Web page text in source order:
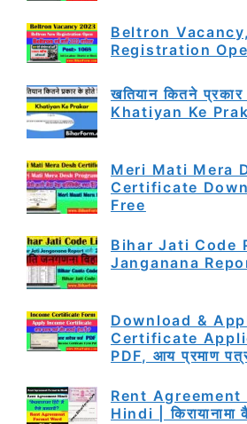
Beltron
Registration
खतियान कितने
Khatiyan Ke
Meri Mati Mera
Certificate
Free
Bihar Jati Code
Janganana
Download &
Certificate
PDF, आय प्रमाण
Rent Agreement
Hindi | किरायानामा